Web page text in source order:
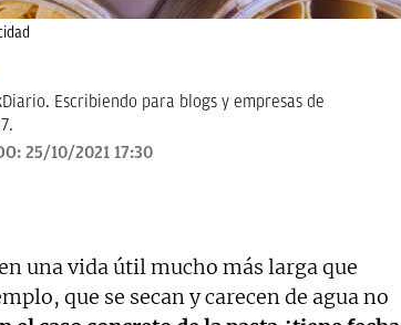
Escribiendo para blogs y empresas de
25/10/2021 17:30
una vida útil mucho más larga que
que se secan y carecen de agua no